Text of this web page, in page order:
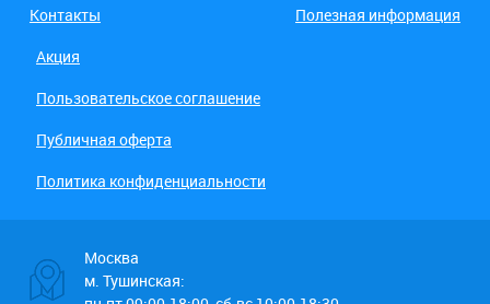
Контакты
Полезная информация
Акция
Пользовательское соглашение
Публичная оферта
Политика конфиденциальности
Москва
м. Тушинская: